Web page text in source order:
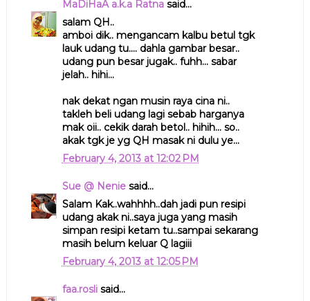
MaDiHaA a.k.a Ratnasaid...
salam QH..
amboi dik.. mengancam kalbu betul tgk
lauk udang tu.... dahla gambar besar..
udang pun besar jugak.. fuhh... sabar
jelah.. hihi...
nak dekat ngan musin raya cina ni..
takleh beli udang lagi sebab harganya
mak oii.. cekik darah betol.. hihih... so..
akak tgk je yg QH masak ni dulu ye...
February 4, 2013 at 12:02 PM
Sue @ Neniesaid...
Salam Kak..wahhhh..dah jadi pun resipi
udang akak ni..saya juga yang masih
simpan resipi ketam tu..sampai sekarang
masih belum keluar Q lagiii
February 4, 2013 at 12:05 PM
faa.roslisaid...